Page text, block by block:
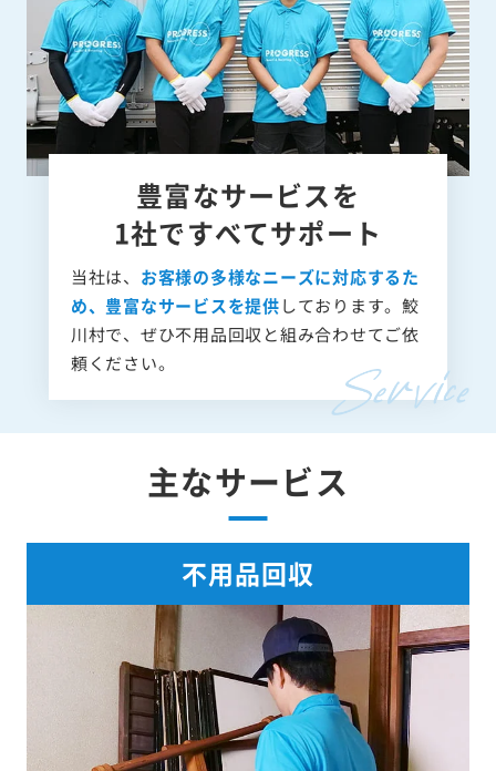
豊富なサービスを
1社ですべてサポート
当社は、 お客様の多様なニーズに対応するた
め、豊富なサービスを提供しております。鮫
川村で、ぜひ不用品回収と組み合わせてご依
頼ください。
主なサービス
不用品回収